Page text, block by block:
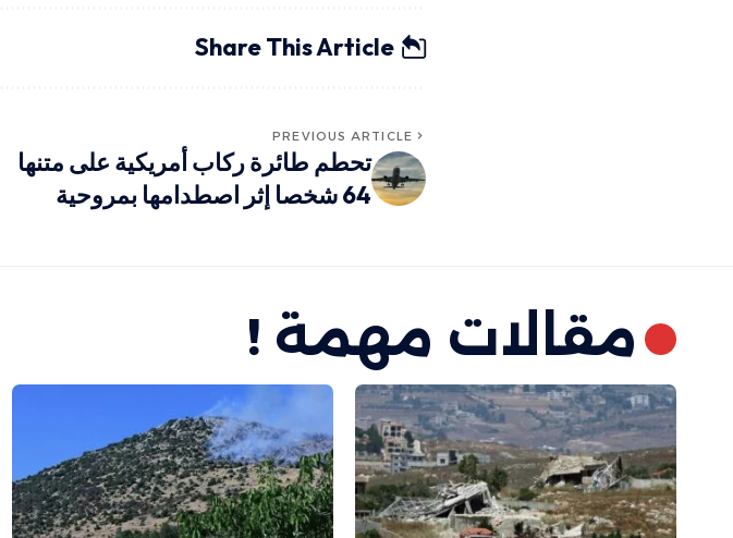
Share This Article
PREVIOUS ARTICLE
تحطم طائرة ركاب أمريكية على متنها
64 شخصا إثر اصطدامها بمروحية
مقالات مهمة !